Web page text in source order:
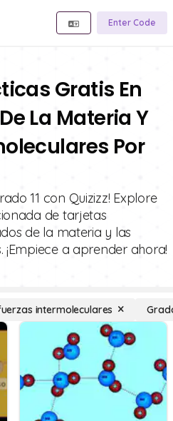
Enter Code
Gratis En
La Materia Y
Por
11 con Quizizz! Explore
de tarjetas
de la materia y las
a aprender ahora!
intermoleculares